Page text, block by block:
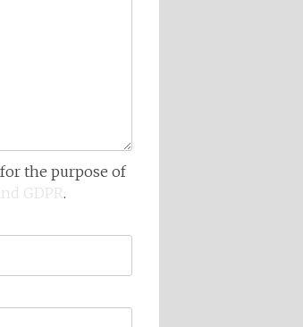
the purpose of
GDPR.